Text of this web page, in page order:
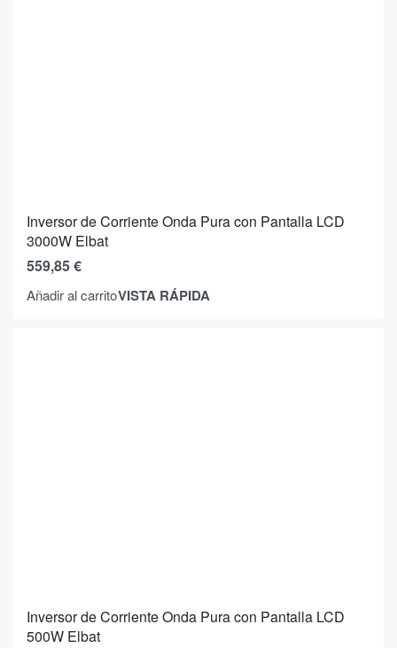
Inversor de Corriente Onda Pura con Pantalla LCD
3000W Elbat
559,85€
Añadir al carritoVISTA RÁPIDA
Inversor de Corriente Onda Pura con Pantalla LCD
500W Elbat